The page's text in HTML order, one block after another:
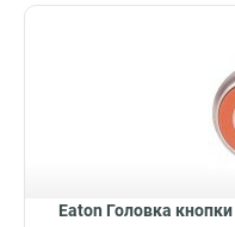
Eaton Головка